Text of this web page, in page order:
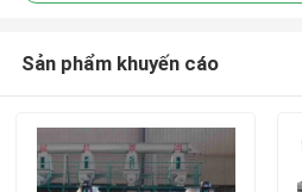
Sản phẩm khuyến cáo